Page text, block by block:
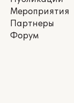
Мероприятия
Партнеры
Форум